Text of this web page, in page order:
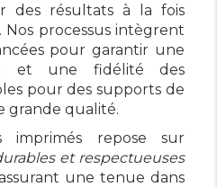
des résultats à la fois
Nos processus intègrent
pour garantir une
et une fidélité des
pour des supports de
grande qualité.
repose sur
et respectueuses
une tenue dans